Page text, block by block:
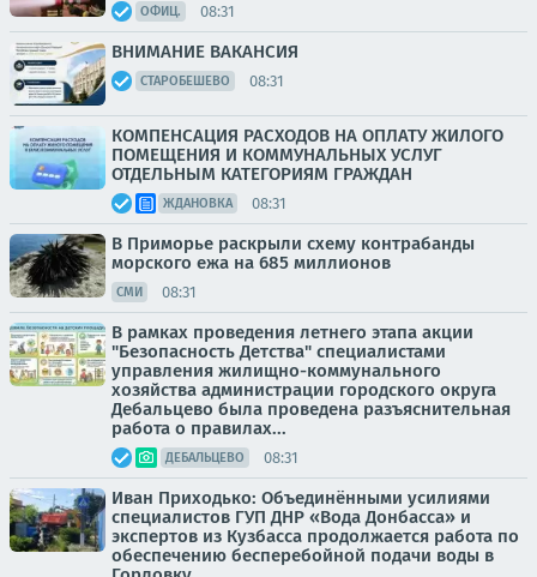
ОФИЦ. 08:31
ВНИМАНИЕ ВАКАНСИЯ
СТАРОБЕШЕВО 08:31
КОМПЕНСАЦИЯ РАСХОДОВ НА ОПЛАТУ ЖИЛОГО
ПОМЕЩЕНИЯ И КОММУНАЛЬНЫХ УСЛУГ
ОТДЕЛЬНЫМ КАТЕГОРИЯМ ГРАЖДАН
ЖДАНОВКА 08:31
В Приморье раскрыли схему контрабанды
морского ежа на 685 миллионов
СМИ 08:31
В рамках проведения летнего этапа акции
"Безопасность Детства" специалистами
управления жилищно-коммунального
хозяйства администрации городского округа
Дебальцево была проведена разъяснительная
работа о правилах...
ДЕБАЛЬЦЕВО 08:31
Иван Приходько: Объединёнными усилиями
специалистов ГУП ДНР «Вода Донбасса» и
экспертов из Кузбасса продолжается работа по
обеспечению бесперебойной подачи воды в